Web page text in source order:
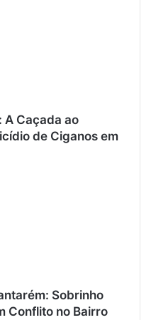
Caçada ao
de Ciganos em
Sobrinho
Conflito no Bairro